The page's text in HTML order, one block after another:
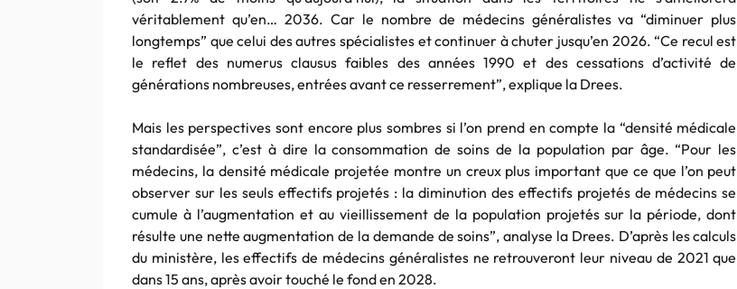
véritablement qu’en… 2036. Car le nombre de médecins généralistes va “diminuer plus
longtemps” que celui des autres spécialistes et continuer à chuter jusqu’en 2026. “Ce recul est
le reflet des numerus clausus faibles des années 1990 et des cessations d’activité de
générations nombreuses, entrées avant ce resserrement”, explique la Drees.
Mais les perspectives sont encore plus sombres si l’on prend en compte la “densité médicale
standardisée”, c’est à dire la consommation de soins de la population par âge. “Pour les
médecins, la densité médicale projetée montre un creux plus important que ce que l’on peut
observer sur les seuls effectifs projetés : la diminution des effectifs projetés de médecins se
cumule à l’augmentation et au vieillissement de la population projetés sur la période, dont
résulte une nette augmentation de la demande de soins”, analyse la Drees. D’après les calculs
du ministère, les effectifs de médecins généralistes ne retrouveront leur niveau de 2021 que
dans 15 ans, après avoir touché le fond en 2028.